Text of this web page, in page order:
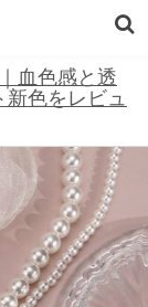
血色感と透
色をレビュ